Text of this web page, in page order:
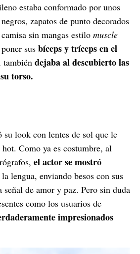
estaba conformado por unos
zapatos de punto decorados
sin mangas estilo muscle
sus bíceps y tríceps en el
también dejaba al descubierto las
torso.
su look con lentes de sol que le
Como ya es costumbre, al
el actor se mostró
lengua, enviando besos con sus
señal de amor y paz. Pero sin duda
como los usuarios de
impresionados